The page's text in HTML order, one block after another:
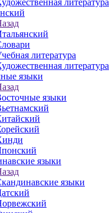
литература
литература
литература
языки
языки
языки
языки